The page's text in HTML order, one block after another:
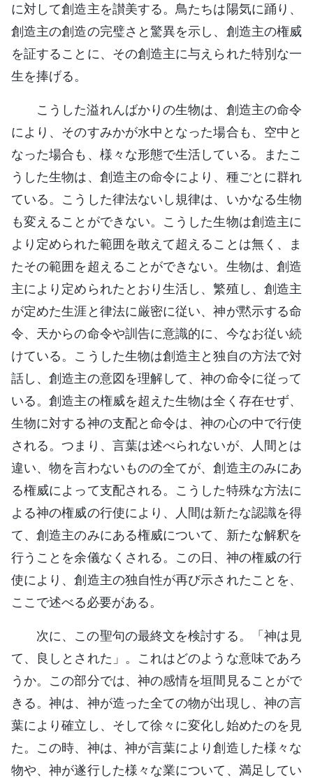
に対して創造主を讃美する。鳥たちは陽気に踊り、
創造主の創造の完璧さと驚異を示し、創造主の権威
を証することに、その創造主に与えられた特別な一
生を捧げる。
こうした溢れんばかりの生物は、創造主の命令
により、そのすみかが水中となった場合も、空中と
なった場合も、様々な形態で生活している。またこ
うした生物は、創造主の命令により、種ごとに群れ
ている。こうした律法ないし規律は、いかなる生物
も変えることができない。こうした生物は創造主に
より定められた範囲を敢えて超えることは無く、ま
たその範囲を超えることができない。生物は、創造
主により定められたとおり生活し、繁殖し、創造主
が定めた生涯と律法に厳密に従い、神が黙示する命
令、天からの命令や訓告に意識的に、今なお従い続
けている。こうした生物は創造主と独自の方法で対
話し、創造主の意図を理解して、神の命令に従って
いる。創造主の権威を超えた生物は全く存在せず、
生物に対する神の支配と命令は、神の心の中で行使
される。つまり、言葉は述べられないが、人間とは
違い、物を言わないものの全てが、創造主のみにあ
る権威によって支配される。こうした特殊な方法に
よる神の権威の行使により、人間は新たな認識を得
て、創造主のみにある権威について、新たな解釈を
行うことを余儀なくされる。この日、神の権威の行
使により、創造主の独自性が再び示されたことを、
ここで述べる必要がある。
次に、この聖句の最終文を検討する。「神は見
て、良しとされた」。これはどのような意味であろ
うか。この部分では、神の感情を垣間見ることがで
きる。神は、神が造った全ての物が出現し、神の言
葉により確立し、そして徐々に変化し始めたのを見
た。この時、神は、神が言葉により創造した様々な
物や、神が遂行した様々な業について、満足してい